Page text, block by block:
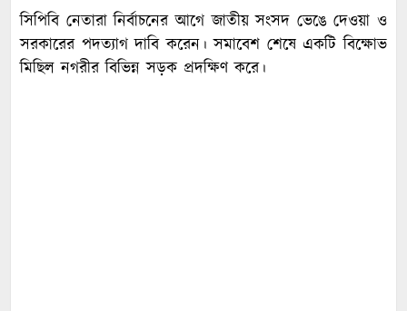
সিপিবি নেতারা নির্বাচনের আগে জাতীয় সংসদ ভেঙে দেওয়া ও
সরকারের পদত্যাগ দাবি করেন। সমাবেশ শেষে একটি বিক্ষোভ
মিছিল নগরীর বিভিন্ন সড়ক প্রদক্ষিণ করে।